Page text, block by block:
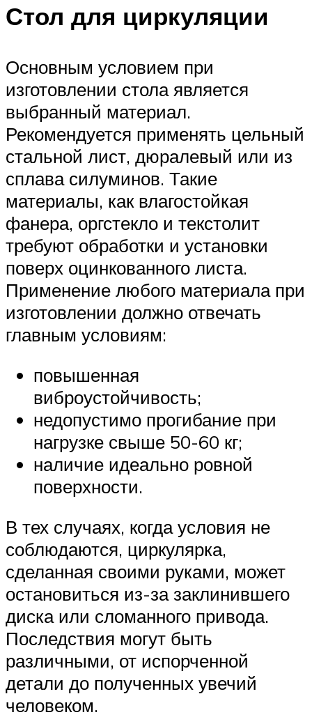
Стол для циркуляции
Основным условием при
изготовлении стола является
выбранный материал.
Рекомендуется применять цельный
стальной лист, дюралевый или из
сплава силуминов. Такие
материалы, как влагостойкая
фанера, оргстекло и текстолит
требуют обработки и установки
поверх оцинкованного листа.
Применение любого материала при
изготовлении должно отвечать
главным условиям:
повышенная
виброустойчивость;
недопустимо прогибание при
нагрузке свыше 50-60 кг;
наличие идеально ровной
поверхности.
В тех случаях, когда условия не
соблюдаются, циркулярка,
сделанная своими руками, может
остановиться из-за заклинившего
диска или сломанного привода.
Последствия могут быть
различными, от испорченной
детали до полученных увечий
человеком.